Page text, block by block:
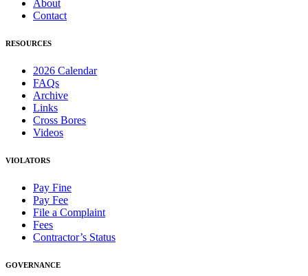
About
Contact
RESOURCES
2026 Calendar
FAQs
Archive
Links
Cross Bores
Videos
VIOLATORS
Pay Fine
Pay Fee
File a Complaint
Fees
Contractor’s Status
GOVERNANCE